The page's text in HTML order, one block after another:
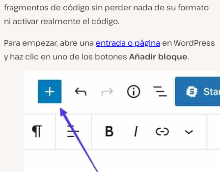
fragmentos de código sin perder nada de su formato
ni activar realmente el código.
Para empezar, abre una entrada o página en WordPress
y haz clic en uno de los botones Añadir bloque.